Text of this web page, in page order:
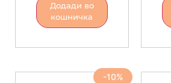
Додади во
кошничка
-10%